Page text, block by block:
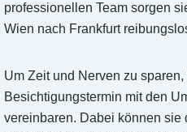
professionellen Team sorgen
Wien nach Frankfurt
Um Zeit und Nerven zu
Besichtigungstermin mit den
vereinbaren. Dabei können sie